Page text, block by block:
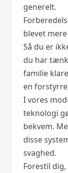
generelt.
blevet
Så du er
du har
familie
en
I vores
teknologi
bekvem.
disse
svaghed.
Forestil